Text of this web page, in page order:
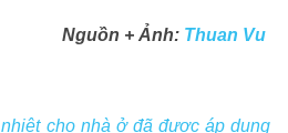
Nguồn + Ảnh: Thuan Vu
cho nhà ở đã được áp dụng